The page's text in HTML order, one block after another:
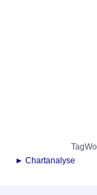
Tag
► Chartanalyse